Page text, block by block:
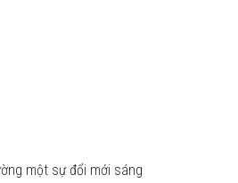
một sự đổi mới sáng